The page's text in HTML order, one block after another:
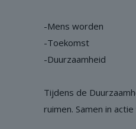
-Mens worden
-Toekomst
-Duurzaamheid
Tijdens de
ruimen. Samen in